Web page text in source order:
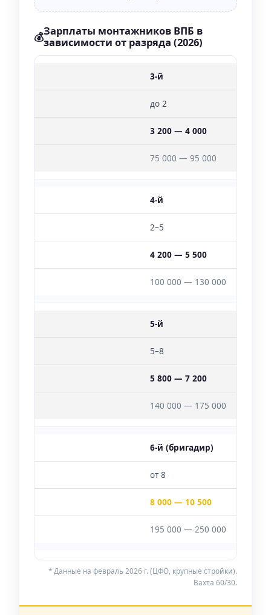
💰Зарплаты монтажников ВПБ в
зависимости от разряда (2026)
3-й
до 2
3 200 — 4 000
75 000 — 95 000
4-й
2–5
4 200 — 5 500
100 000 — 130 000
5-й
5–8
5 800 — 7 200
140 000 — 175 000
6-й (бригадир)
от 8
8 000 — 10 500
195 000 — 250 000
* Данные на февраль 2026 г. (ЦФО, крупные стройки).
Вахта 60/30.